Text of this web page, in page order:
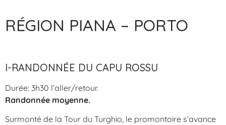
RÉGION PIANA – PORTO
I-RANDONNÉE DU CAPU ROSSU
Durée: 3h30 l’aller/retour.
Randonnée moyenne.
Surmonté de la Tour du Turghio, le promontoire s’avance